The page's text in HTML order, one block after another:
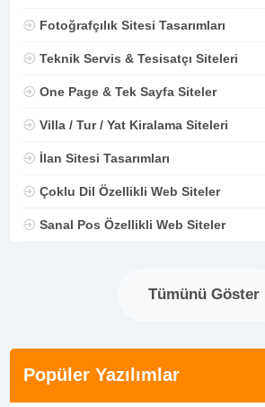
Fotoğrafçılık Sitesi Tasarımları
Teknik Servis & Tesisatçı Siteleri
One Page & Tek Sayfa Siteler
Villa / Tur / Yat Kiralama Siteleri
İlan Sitesi Tasarımları
Çoklu Dil Özellikli Web Siteler
Sanal Pos Özellikli Web Siteler
Tümünü Göster
Popüler Yazılımlar